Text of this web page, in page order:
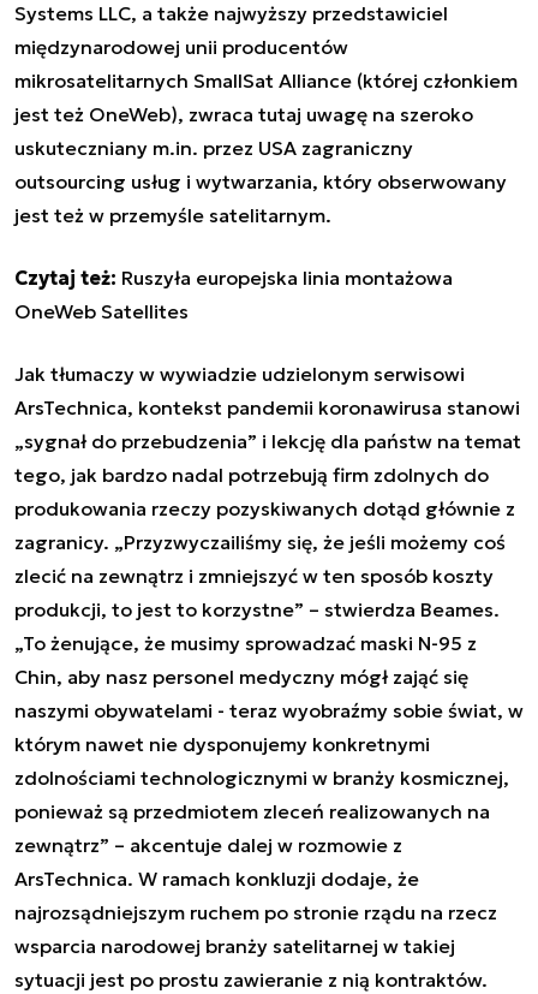
Systems LLC, a także najwyższy przedstawiciel
międzynarodowej unii producentów
mikrosatelitarnych SmallSat Alliance (której członkiem
jest też OneWeb), zwraca tutaj uwagę na szeroko
uskuteczniany m.in. przez USA zagraniczny
outsourcing usług i wytwarzania, który obserwowany
jest też w przemyśle satelitarnym.
Czytaj też: Ruszyła europejska linia montażowa
OneWeb Satellites
Jak tłumaczy w wywiadzie udzielonym serwisowi
ArsTechnica, kontekst pandemii koronawirusa stanowi
„sygnał do przebudzenia” i lekcję dla państw na temat
tego, jak bardzo nadal potrzebują firm zdolnych do
produkowania rzeczy pozyskiwanych dotąd głównie z
zagranicy. „Przyzwyczailiśmy się, że jeśli możemy coś
zlecić na zewnątrz i zmniejszyć w ten sposób koszty
produkcji, to jest to korzystne” – stwierdza Beames.
„To żenujące, że musimy sprowadzać maski N-95 z
Chin, aby nasz personel medyczny mógł zająć się
naszymi obywatelami - teraz wyobraźmy sobie świat, w
którym nawet nie dysponujemy konkretnymi
zdolnościami technologicznymi w branży kosmicznej,
ponieważ są przedmiotem zleceń realizowanych na
zewnątrz” – akcentuje dalej w rozmowie z
ArsTechnica. W ramach konkluzji dodaje, że
najrozsądniejszym ruchem po stronie rządu na rzecz
wsparcia narodowej branży satelitarnej w takiej
sytuacji jest po prostu zawieranie z nią kontraktów.